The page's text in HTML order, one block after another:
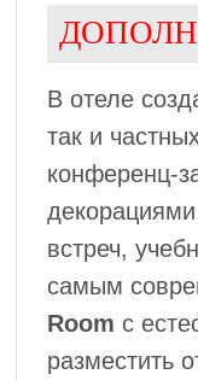
В отеле
так и
конференц-
встреч,
самым
Room с
разместить